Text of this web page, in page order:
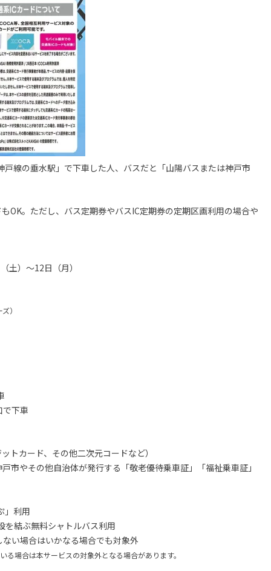
線の垂水駅」で下車した人、バスだと「山陽バスまたは神戸市
OK。ただし、バス定期券やバスIC定期券の定期区画利用の場合や
土）～12日（月）
）
で下車
トカード、その他二次元コードなど）
市やその他自治体が発行する「敬老優待乗車証」「福祉乗車証」
」利用
を結ぶ無料シャトルバス利用
ない場合はいかなる場合でも対象外
場合は本サービスの対象外となる場合があります。